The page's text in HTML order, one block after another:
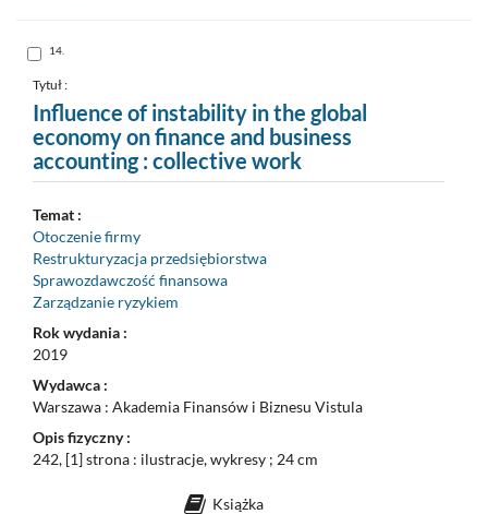
Skocz
do
nr
14
14.
Tytuł :
Influence of instability in the global
economy on finance and business
accounting : collective work
Temat :
Otoczenie firmy
Restrukturyzacja przedsiębiorstwa
Sprawozdawczość finansowa
Zarządzanie ryzykiem
Rok wydania :
2019
Wydawca :
Warszawa : Akademia Finansów i Biznesu Vistula
Opis fizyczny :
242, [1] strona : ilustracje, wykresy ; 24 cm
Książka